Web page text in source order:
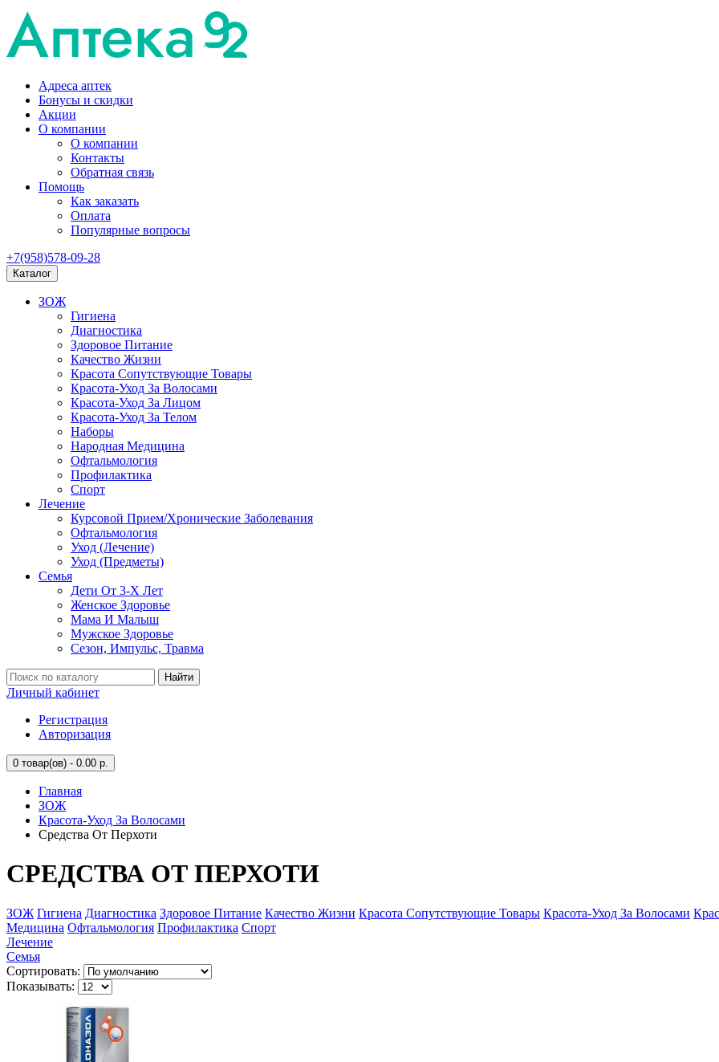
Адреса аптек
Бонусы и скидки
Акции
О компании
О компании
Контакты
Обратная связь
Помощь
Как заказать
Оплата
Популярные вопросы
+7(958)578-09-28
Каталог
ЗОЖ
Гигиена
Диагностика
Здоровое Питание
Качество Жизни
Красота Сопутствующие Товары
Красота-Уход За Волосами
Красота-Уход За Лицом
Красота-Уход За Телом
Наборы
Народная Медицина
Офтальмология
Профилактика
Спорт
Лечение
Курсовой Прием/Хронические Заболевания
Офтальмология
Уход (Лечение)
Уход (Предметы)
Семья
Дети От 3-Х Лет
Женское Здоровье
Мама И Малыш
Мужское Здоровье
Сезон, Импульс, Травма
Найти
Личный кабинет
Регистрация
Авторизация
0 товар(ов) - 0.00 р.
Главная
ЗОЖ
Красота-Уход За Волосами
Средства От Перхоти
СРЕДСТВА ОТ ПЕРХОТИ
ЗОЖ Гигиена Диагностика Здоровое Питание Качество Жизни Красота Сопутствующие Товары Красота-Уход За Волосами
Медицина Офтальмология Профилактика Спорт
Лечение
Семья
Сортировать:
Показывать: